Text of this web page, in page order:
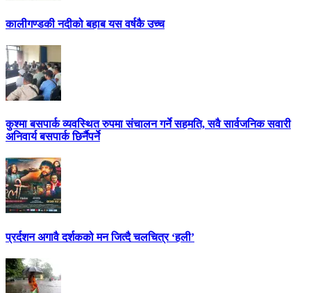
कालीगण्डकी नदीको बहाब यस वर्षकै उच्च
कुश्मा बसपार्क व्यवस्थित रुपमा संचालन गर्ने सहमति, सवै सार्वजनिक सवारी
अनिवार्य बसपार्क छिर्नैपर्ने
प्रर्दशन अगावै दर्शकको मन जित्दै चलचित्र ‘हली’